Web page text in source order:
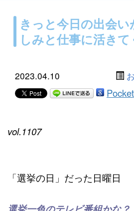
きっと今日の出会
しみと仕事に活きて
2023.04.10
Pocket
vol.1107
「選挙の日」だった日曜日